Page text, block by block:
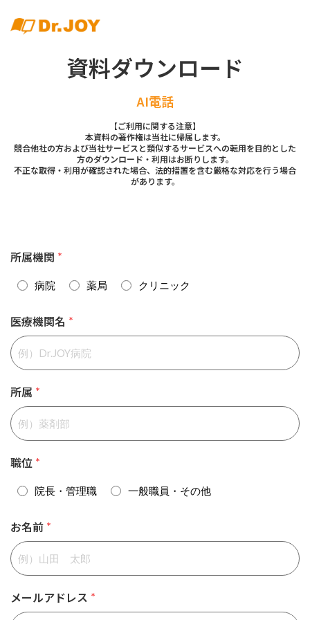
資料ダウンロード
AI電話
【ご利用に関する注意】
本資料の著作権は当社に帰属します。
競合他社の方および当社サービスと類似するサービスへの転用を目的とした
方のダウンロード・利用はお断りします。
不正な取得・利用が確認された場合、法的措置を含む厳格な対応を行う場合
があります。
所属機関 *
病院 薬局 クリニック
医療機関名 *
所属 *
職位 *
院長・管理職 一般職員・その他
お名前 *
メールアドレス *